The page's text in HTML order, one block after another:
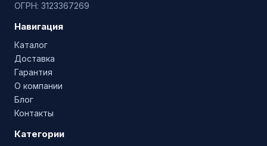
ОГРН: 3123367269
Навигация
Каталог
Доставка
Гарантия
О компании
Блог
Контакты
Категории